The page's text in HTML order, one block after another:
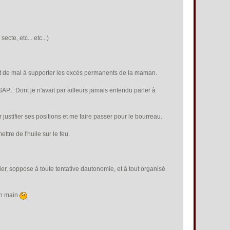
etc... etc...)
mal à supporter les excès permanents de la maman.
Dont je n'avait par ailleurs jamais entendu parler à
ses positions et me faire passer pour le bourreau.
de l'huile sur le feu.
à toute tentative dautonomie, et à tout organisé
main